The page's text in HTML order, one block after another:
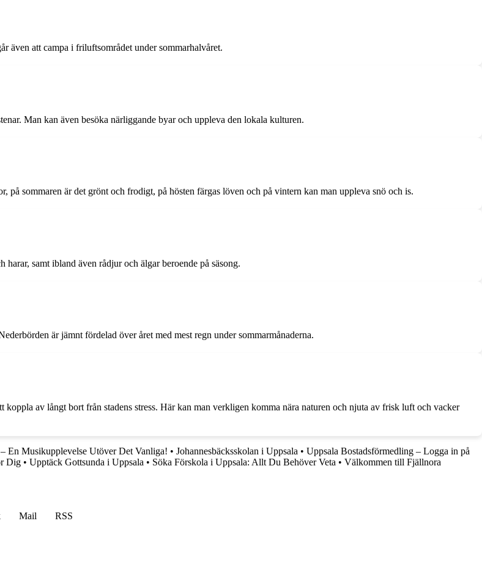
även att campa i friluftsområdet under sommarhalvåret.
Man kan även besöka närliggande byar och uppleva den lokala kulturen.
sommaren är det grönt och frodigt, på hösten färgas löven och på vintern kan man uppleva snö och is.
samt ibland även rådjur och älgar beroende på säsong.
är jämnt fördelad över året med mest regn under sommarmånaderna.
av långt bort från stadens stress. Här kan man verkligen komma nära naturen och njuta av frisk luft och vacker
En Musikupplevelse Utöver Det Vanliga! • Johannesbäcksskolan i Uppsala • Uppsala Bostadsförmedling – Logga in på
Dig • Upptäck Gottsunda i Uppsala • Söka Förskola i Uppsala: Allt Du Behöver Veta • Välkommen till Fjällnora
Mail
RSS